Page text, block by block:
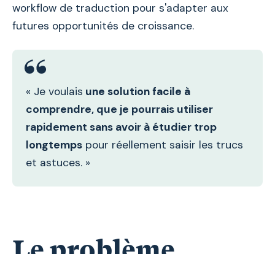
workflow de traduction pour s'adapter aux
futures opportunités de croissance.
« Je voulais une solution facile à
comprendre, que je pourrais utiliser
rapidement sans avoir à étudier trop
longtemps pour réellement saisir les trucs
et astuces. »